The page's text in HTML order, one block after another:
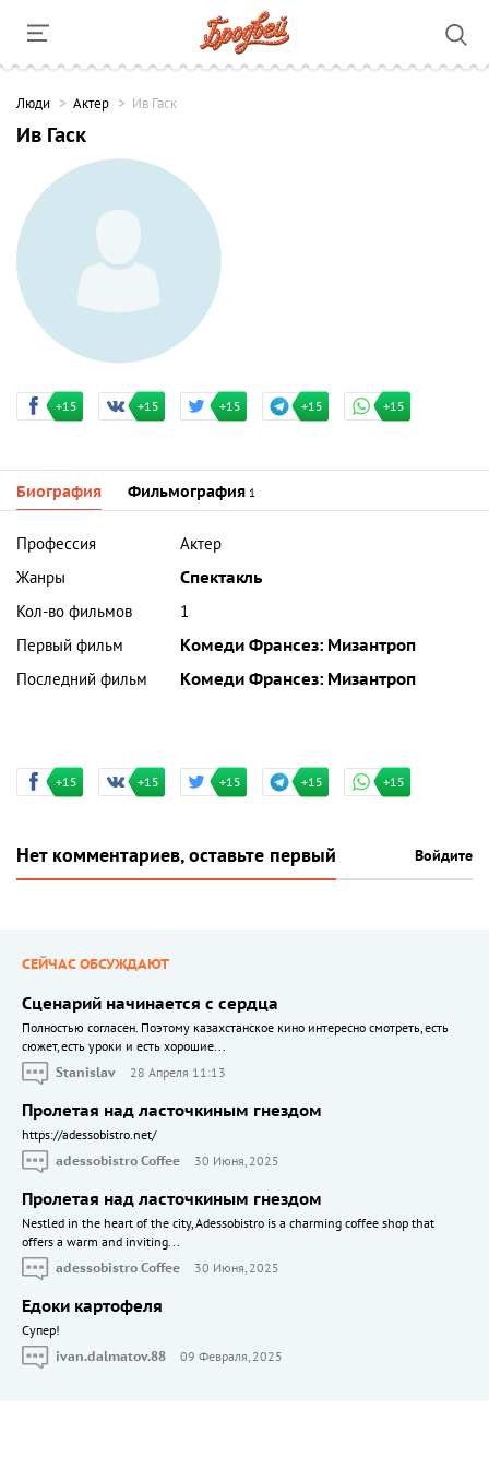
Люди Актер Ив Гаск
Ив Гаск
+15 +15 +15 +15 +15
Биография Фильмография 1
Профессия
Актер
Жанры
Спектакль
Кол-во фильмов
1
Первый фильм
Комеди Франсез: Мизантроп
Последний фильм
Комеди Франсез: Мизантроп
+15 +15 +15 +15 +15
Нет комментариев, оставьте первый Войдите
СЕЙЧАС ОБСУЖДАЮТ
Сценарий начинается с сердца
Полностью согласен. Поэтому казахстанское кино интересно смотреть, есть
сюжет, есть уроки и есть хорошие...
Stanislav
28 Апреля 11:13
Пролетая над ласточкиным гнездом
https://adessobistro.net/
adessobistro Coffee
30 Июня, 2025
Пролетая над ласточкиным гнездом
Nestled in the heart of the city, Adessobistro is a charming coffee shop that
offers a warm and inviting...
adessobistro Coffee
30 Июня, 2025
Едоки картофеля
Cупер!
ivan.dalmatov.88
09 Февраля, 2025